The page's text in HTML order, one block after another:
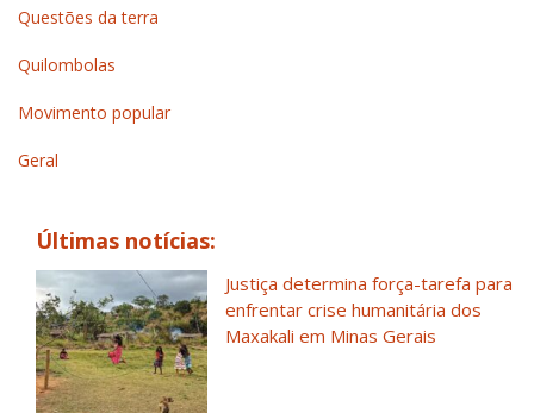
Questões da terra
Quilombolas
Movimento popular
Geral
Últimas notícias:
Justiça determina força-tarefa para
enfrentar crise humanitária dos
Maxakali em Minas Gerais